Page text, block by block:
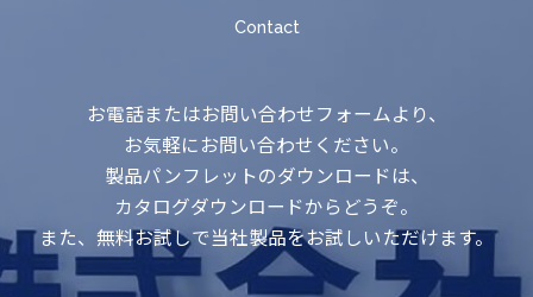
Contact
お電話またはお問い合わせフォームより、
お気軽にお問い合わせください。
製品パンフレットのダウンロードは、
カタログダウンロードからどうぞ。
また、無料お試しで当社製品をお試しいただけます。